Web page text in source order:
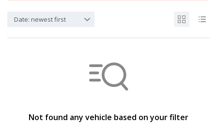
Date: newest first
Not found any vehicle based on your filter